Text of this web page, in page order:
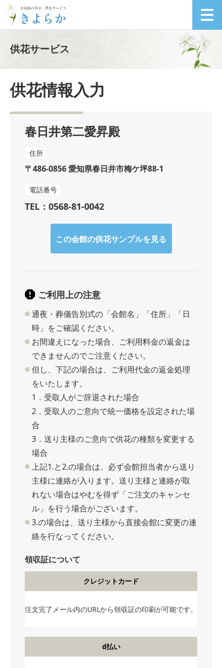
供花サービス
供花情報入力
春日井第二愛昇殿
住所
〒486-0856 愛知県春日井市梅ケ坪88-1
電話番号
TEL：0568-81-0042
この会館の供花サンプルを見る
ご利用上の注意
通夜・葬儀告別式の「会館名」「住所」「日
時」をご確認ください。
お間違えになった場合、ご利用料金の返金は
できませんのでご注意ください。
但し、下記の場合は、ご利用代金の返金処理
をいたします。
1．受取人がご辞退された場合
2．受取人のご意向で統一価格を設定された場
合
3．送り主様のご意向で供花の種類を変更する
場合
上記1.と2.の場合は、必ず会館担当者から送り
主様に連絡が入ります。送り主様と連絡が取
れない場合はやむを得ず「ご注文のキャンセ
ル」を行う場合がございます。
3.の場合は、送り主様から直接会館に変更の連
絡を行なってください。
領収証について
クレジットカード
注文完了メール内のURLから領収証の印刷が可能です。
d払い